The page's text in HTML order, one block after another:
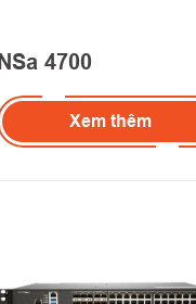
NSa 4700
Xem thêm